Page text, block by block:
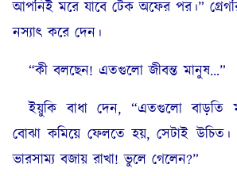
আপনিই মরে যাবে টেক অফের পর।”
নস্যাৎ করে দেন।
“কী বলছেন! এতগুলো জীবন্ত মানুষ…”
ইয়ুকি বাধা দেন, “এতগুলো বাড়তি
বোঝা কমিয়ে ফেলতে হয়, সেটাই
ভারসাম্য বজায় রাখা! ভুলে গেলেন?”